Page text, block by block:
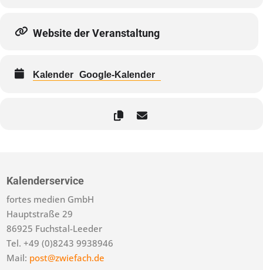
Website der Veranstaltung
Kalender Google-Kalender
Kalenderservice
fortes medien GmbH
Hauptstraße 29
86925 Fuchstal-Leeder
Tel. +49 (0)8243 9938946
Mail: post@zwiefach.de